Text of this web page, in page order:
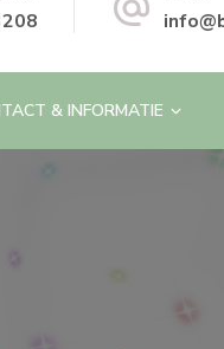
& INFORMATIE